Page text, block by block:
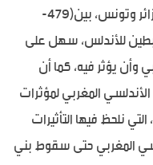
التي ازدهرت في الأندلس ومراكش والجزائر وتونس، بين(479-
ضم المرابطين للأندلس، سهل على
وأن يؤثر فيه، كما أن
المغربي لمؤثرات
نلحظ فيها التأثيرات
المغربي حتى سقوط بني